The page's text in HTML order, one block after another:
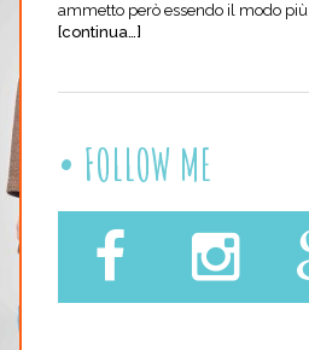
ammetto però essendo il modo più
[continua…]
FOLLOW ME